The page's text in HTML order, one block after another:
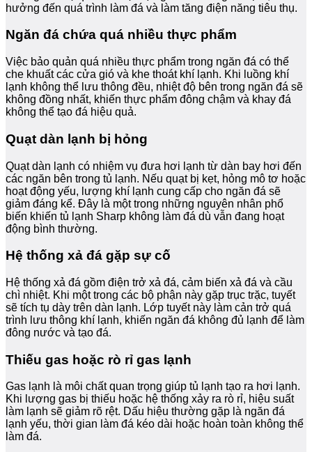
hưởng đến quá trình làm đá và làm tăng điện năng tiêu thụ.
Ngăn đá chứa quá nhiều thực phẩm
Việc bảo quản quá nhiều thực phẩm trong ngăn đá có thể
che khuất các cửa gió và khe thoát khí lạnh. Khi luồng khí
lạnh không thể lưu thông đều, nhiệt độ bên trong ngăn đá sẽ
không đồng nhất, khiến thực phẩm đông chậm và khay đá
không thể tạo đá hiệu quả.
Quạt dàn lạnh bị hỏng
Quạt dàn lạnh có nhiệm vụ đưa hơi lạnh từ dàn bay hơi đến
các ngăn bên trong tủ lạnh. Nếu quạt bị kẹt, hỏng mô tơ hoặc
hoạt động yếu, lượng khí lạnh cung cấp cho ngăn đá sẽ
giảm đáng kể. Đây là một trong những nguyên nhân phổ
biến khiến tủ lạnh Sharp không làm đá dù vẫn đang hoạt
động bình thường.
Hệ thống xả đá gặp sự cố
Hệ thống xả đá gồm điện trở xả đá, cảm biến xả đá và cầu
chì nhiệt. Khi một trong các bộ phận này gặp trục trặc, tuyết
sẽ tích tụ dày trên dàn lạnh. Lớp tuyết này làm cản trở quá
trình lưu thông khí lạnh, khiến ngăn đá không đủ lạnh để làm
đông nước và tạo đá.
Thiếu gas hoặc rò rỉ gas lạnh
Gas lạnh là môi chất quan trọng giúp tủ lạnh tạo ra hơi lạnh.
Khi lượng gas bị thiếu hoặc hệ thống xảy ra rò rỉ, hiệu suất
làm lạnh sẽ giảm rõ rệt. Dấu hiệu thường gặp là ngăn đá
lạnh yếu, thời gian làm đá kéo dài hoặc hoàn toàn không thể
làm đá.